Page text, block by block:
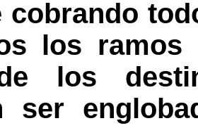
cobrando
los ramos
los
ser